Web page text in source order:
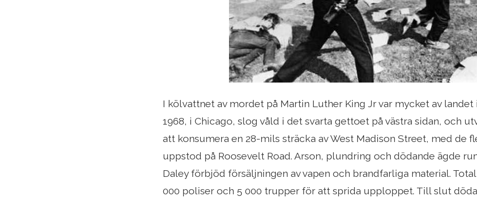
I kölvattnet av mordet på Martin Luther King Jr var mycket av landet
1968, i Chicago, slog våld i det svarta gettoet på västra sidan, och
att konsumera en 28-mils sträcka av West Madison Street, med de
uppstod på Roosevelt Road. Arson, plundring och dödande ägde
Daley förbjöd försäljningen av vapen och brandfarliga material.
000 poliser och 5 000 trupper för att sprida upploppet. Till slut